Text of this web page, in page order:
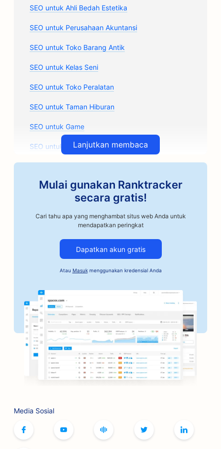
SEO untuk Ahli Bedah Estetika
SEO untuk Perusahaan Akuntansi
SEO untuk Toko Barang Antik
SEO untuk Kelas Seni
SEO untuk Toko Peralatan
SEO untuk Taman Hiburan
SEO untuk Game
SEO untuk Perusahaan Arsitektur
SEO untuk Toko Suku Cadang Mobil
SEO untuk Bengkel Mobil
SEO untuk Bisnis Otomotif
SEO untuk Toko Roti
SEO untuk Tempat Pangkas Rambut
SEO untuk Butik
SEO untuk Layanan Botox dan Filler
Lanjutkan membaca
Mulai gunakan Ranktracker
secara gratis!
Cari tahu apa yang menghambat situs web Anda untuk
mendapatkan peringkat
Dapatkan akun gratis
Atau Masukmenggunakan kredensial Anda
Media Sosial